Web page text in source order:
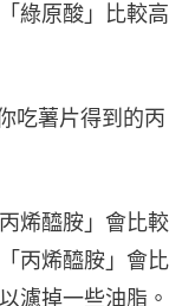
綠原酸」比較高
吃薯片得到的丙
烯醯胺」會比較
丙烯醯胺」會比
濾掉一些油脂。